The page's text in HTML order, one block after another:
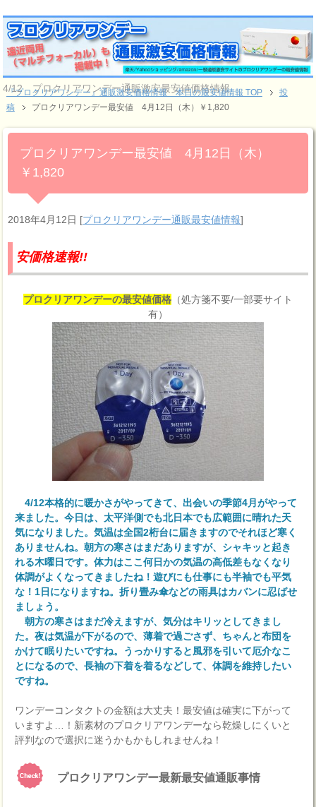
4/12 プロクリアワンデー通販激安最安値価格情報
『プロクリアワンデー』通販激安価格情報 本日の最安値情報 TOP
投
稿
プロクリアワンデー最安値 4月12日（木）￥1,820
プロクリアワンデー最安値 4月12日（木）
￥1,820
2018年4月12日 [プロクリアワンデー通販最安値情報]
報!!
プロクリアワンデーの最安値価格（処方箋不要/一部要サイト
有）
4/12本格的に暖かさがやってきて、出会いの季節4月がやって
来ました。今日は、太平洋側でも北日本でも広範囲に晴れた天
気になりました。気温は全国2桁台に届きますのでそれほど寒く
ありませんね。朝方の寒さはまだありますが、シャキッと起き
れる木曜日です。体力はここ何日かの気温の高低差もなくなり
体調がよくなってきましたね！遊びにも仕事にも半袖でも平気
な！1日になりますね。折り畳み傘などの雨具はカバンに忍ばせ
ましょう。
朝方の寒さはまだ冷えますが、気分はキリッとしてきまし
た。夜は気温が下がるので、薄着で過ごさず、ちゃんと布団を
かけて眠りたいですね。うっかりすると風邪を引いて厄介なこ
とになるので、長袖の下着を着るなどして、体調を維持したい
ですね。
ワンデーコンタクトの金額は大丈夫！最安値は確実に下がって
いますよ…！新素材のプロクリアワンデーなら乾燥しにくいと
評判なので選択に迷うかもかもしれませんね！
プロクリアワンデー最新最安値通販事情